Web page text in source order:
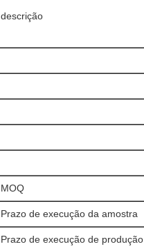
descrição
MOQ
Prazo de execução da amostra
Prazo de execução de produção